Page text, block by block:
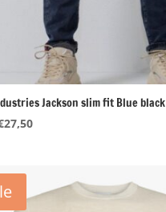
Jackson slim fit Blue black
27,50Huidige